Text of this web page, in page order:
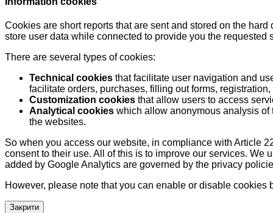
Cookies are short reports that are sent and stored on the
store user data while connected to provide you the
There are several types of cookies:
Technical cookies that facilitate user navigation and
facilitate orders, purchases, filling out forms,
Customization cookies that allow users to access
Analytical cookies which allow anonymous analysis
the websites.
So when you access our website, in compliance with Article
consent to their use. All of this is to improve our services.
added by Google Analytics are governed by the privacy
However, please note that you can enable or disable cookies
Закрити